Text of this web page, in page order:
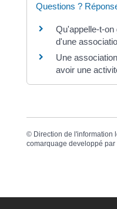
Questions ?
Qu'appelle-t-
d'une
Une
avoir une
© Direction de l'information
comarquage developpé par